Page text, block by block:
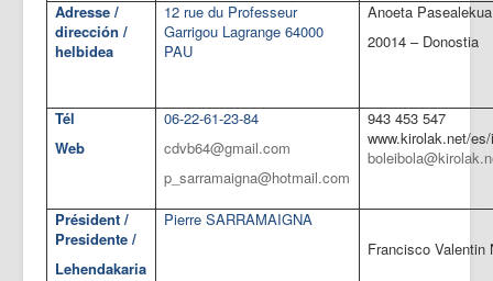
Adresse /
dirección /
helbidea
12 rue du Professeur
Garrigou Lagrange 64000
PAU
Anoeta
20014 – Donostia
Tél
Web
06-22-61-23-84
cdvb64@gmail.com
p_sarramaigna@hotmail.com
943 453 547
www.kirolak.net/
Président /
Presidente /
Lehendakaria
Pierre SARRAMAIGNA
Francisco Valentin